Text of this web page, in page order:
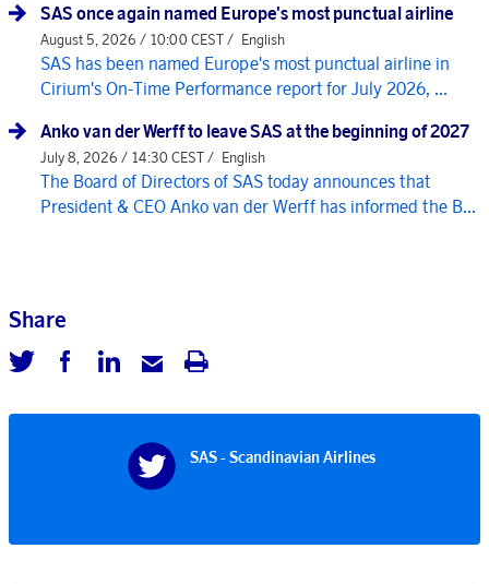
SAS once again named Europe's most punctual airline
August 5, 2026 / 10:00 CEST / English
SAS has been named Europe's most punctual airline in
Cirium's On-Time Performance report for July 2026, ...
Anko van der Werff to leave SAS at the beginning of 2027
July 8, 2026 / 14:30 CEST / English
The Board of Directors of SAS today announces that
President & CEO Anko van der Werff has informed the B...
Share
SAS - Scandinavian Airlines